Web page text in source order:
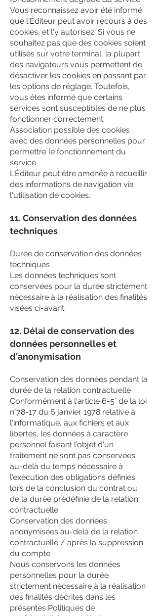
Vous reconnaissez avoir été informé
que l'Éditeur peut avoir recours à des
cookies, et l'y autorisez. Si vous ne
souhaitez pas que des cookies soient
utilisés sur votre terminal, la plupart
des navigateurs vous permettent de
désactiver les cookies en passant par
les options de réglage. Toutefois,
vous êtes informé que certains
services sont susceptibles de ne plus
fonctionner correctement.
Association possible des cookies
avec des données personnelles pour
permettre le fonctionnement du
service
L'Éditeur peut être amenée à recueillir
des informations de navigation via
l'utilisation de cookies.
11. Conservation des données
techniques
Durée de conservation des données
techniques
Les données techniques sont
conservées pour la durée strictement
nécessaire à la réalisation des finalités
visées ci-avant.
12. Délai de conservation des
données personnelles et
d'anonymisation
Conservation des données pendant la
durée de la relation contractuelle
Conformément à l'article 6-5° de la loi
n°78-17 du 6 janvier 1978 relative à
l'informatique, aux fichiers et aux
libertés, les données à caractère
personnel faisant l'objet d'un
traitement ne sont pas conservées
au-delà du temps nécessaire à
l'exécution des obligations définies
lors de la conclusion du contrat ou
de la durée prédéfinie de la relation
contractuelle.
Conservation des données
anonymisées au-delà de la relation
contractuelle / après la suppression
du compte
Nous conservons les données
personnelles pour la durée
strictement nécessaire à la réalisation
des finalités décrites dans les
présentes Politiques de